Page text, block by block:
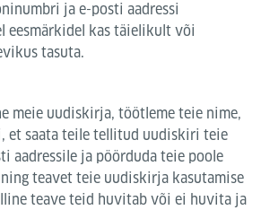
ja e-posti aadressi
eesmärkidel kas täielikult või
tasuta.
meie uudiskirja, töötleme teie nime,
et saata teile tellitud uudiskiri teie
aadressile ja pöörduda teie poole
teavet teie uudiskirja kasutamise
teave teid huvitab või ei huvita ja